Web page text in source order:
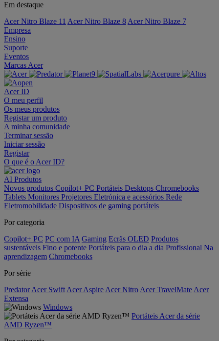
Em destaque
Acer Nitro Blaze 11 Acer Nitro Blaze 8 Acer Nitro Blaze 7
Empresa
Ensino
Suporte
Eventos
Marcas Acer
Acer ID
O meu perfil
Os meus produtos
Registar um produto
A minha comunidade
Terminar sessão
Iniciar sessão
Registar
O que é o Acer ID?
AI Produtos
Novos produtos Copilot+ PC Portáteis Desktops Chromebooks
Tablets Monitores Projetores Eletrónica e acessórios Rede
Eletromobilidade Dispositivos de gaming portáteis
Por categoria
Copilot+ PC PC com IA Gaming Ecrãs OLED Produtos
sustentáveis Fino e potente Portáteis para o dia a dia Profissional Na
aprendizagem Chromebooks
Por série
Predator Acer Swift Acer Aspire Acer Nitro Acer TravelMate Acer
Extensa
Windows
Portáteis Acer da série
AMD Ryzen™